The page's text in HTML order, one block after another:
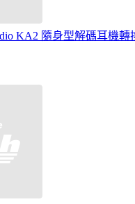
KA2 隨身型解碼耳機轉